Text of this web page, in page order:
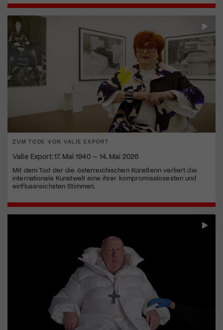
ZUM TODE VON VALIE EXPORT
Valie Export: 17. Mai 1940 – 14. Mai 2026
Mit dem Tod der die österreichischen Künstlerin verliert die
internationale Kunstwelt eine ihrer kompromisslosesten und
einflussreichsten Stimmen.